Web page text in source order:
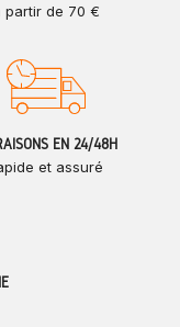
partir de 70 €
EN 24/48H
et assuré